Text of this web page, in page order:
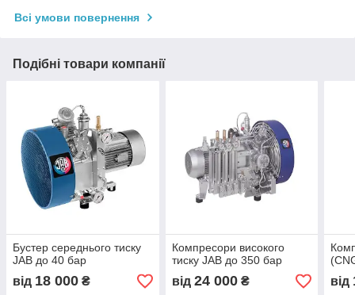
Всі умови повернення
Подібні товари компанії
Бустер середнього тиску
JAB до 40 бар
від 18 000 ₴
Компресори високого
тиску JAB до 350 бар
від 24 000₴ від